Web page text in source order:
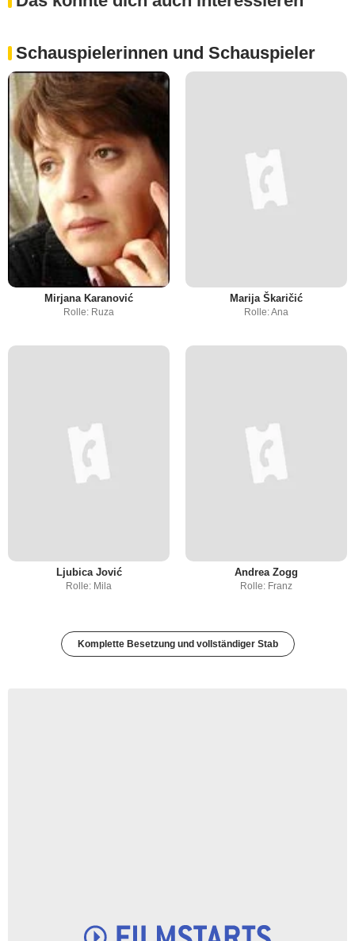
Schauspielerinnen und Schauspieler
Mirjana Karanović
Rolle: Ruza
Marija Škaričić
Rolle: Ana
Ljubica Jović
Rolle: Mila
Andrea Zogg
Rolle: Franz
Komplette Besetzung und vollständiger Stab